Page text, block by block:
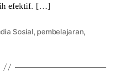
efektif. […]
Sosial, pembelajaran,